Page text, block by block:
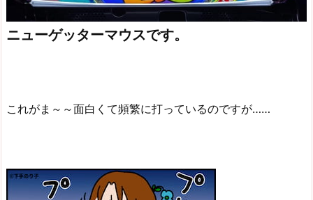
ニューゲッターマウスです。
これがま～～面白くて頻繁に打っているのですが……